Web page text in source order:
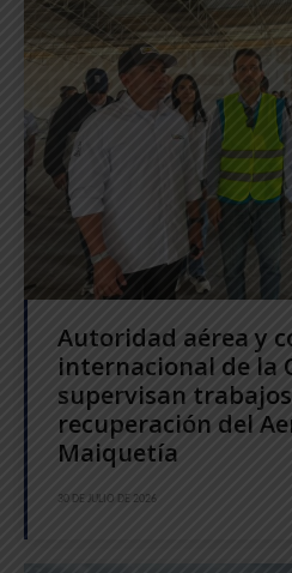
Autoridad aérea y
internacional de la
supervisan
recuperación del
Maiquetía
30 DE JULIO DE 2026